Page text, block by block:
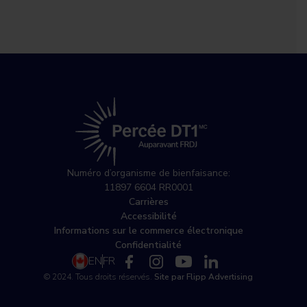
Numéro d’organisme de bienfaisance:
11897 6604 RR0001
Carrières
Accessibilité
Informations sur le commerce électronique
Confidentialité
ENFR
© 2024. Tous droits réservés. Site par Flipp Advertising